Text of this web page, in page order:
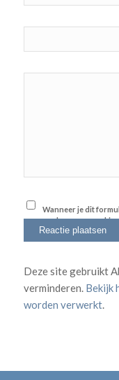
Wanneer je dit
opslag en
website.*
Deze site gebruikt
verminderen. Bekijk
worden verwerkt.